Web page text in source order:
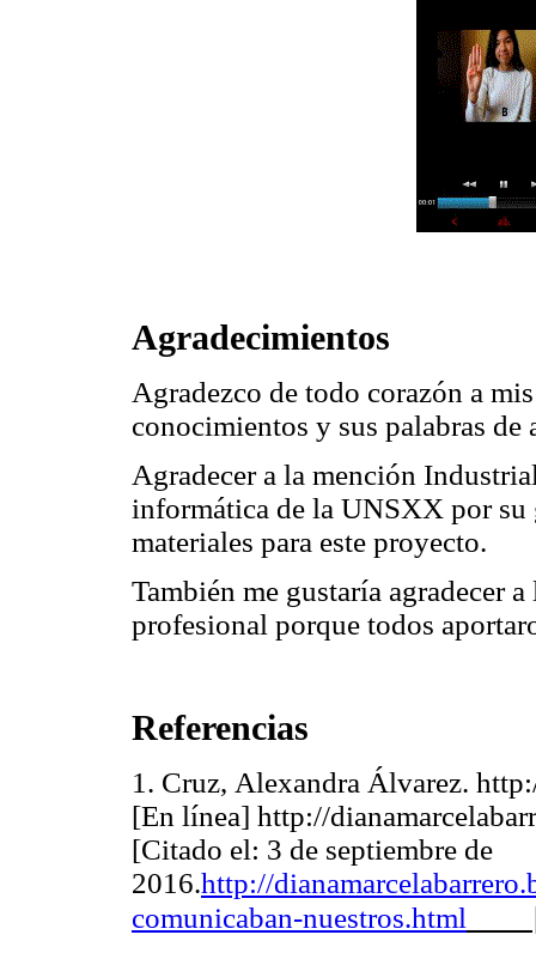
Agradecimientos
Agradezco de todo corazón a
conocimientos y sus palabras de
Agradecer a la mención
informática de la UNSXX por
materiales para este proyecto.
También me gustaría agradecer
profesional porque todos
Referencias
1. Cruz, Alexandra Álvarez.
[En línea] http://
[Citado el: 3 de septiembre de
2016.http://
comunicaban-nuestros.html